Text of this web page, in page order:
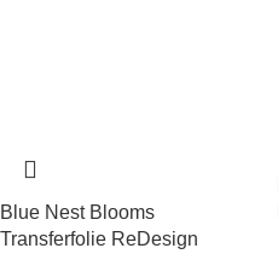
Blue Nest Blooms
Transferfolie ReDesign